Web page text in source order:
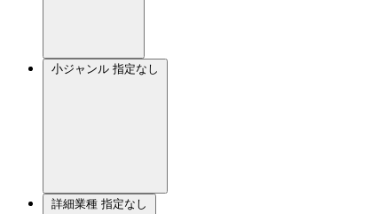
小ジャンル 指定なし
詳細業種 指定なし